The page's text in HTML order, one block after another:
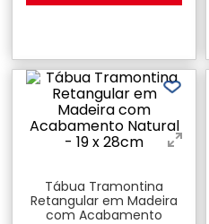
Tábua Tramontina
Retangular em Madeira
com Acabamento